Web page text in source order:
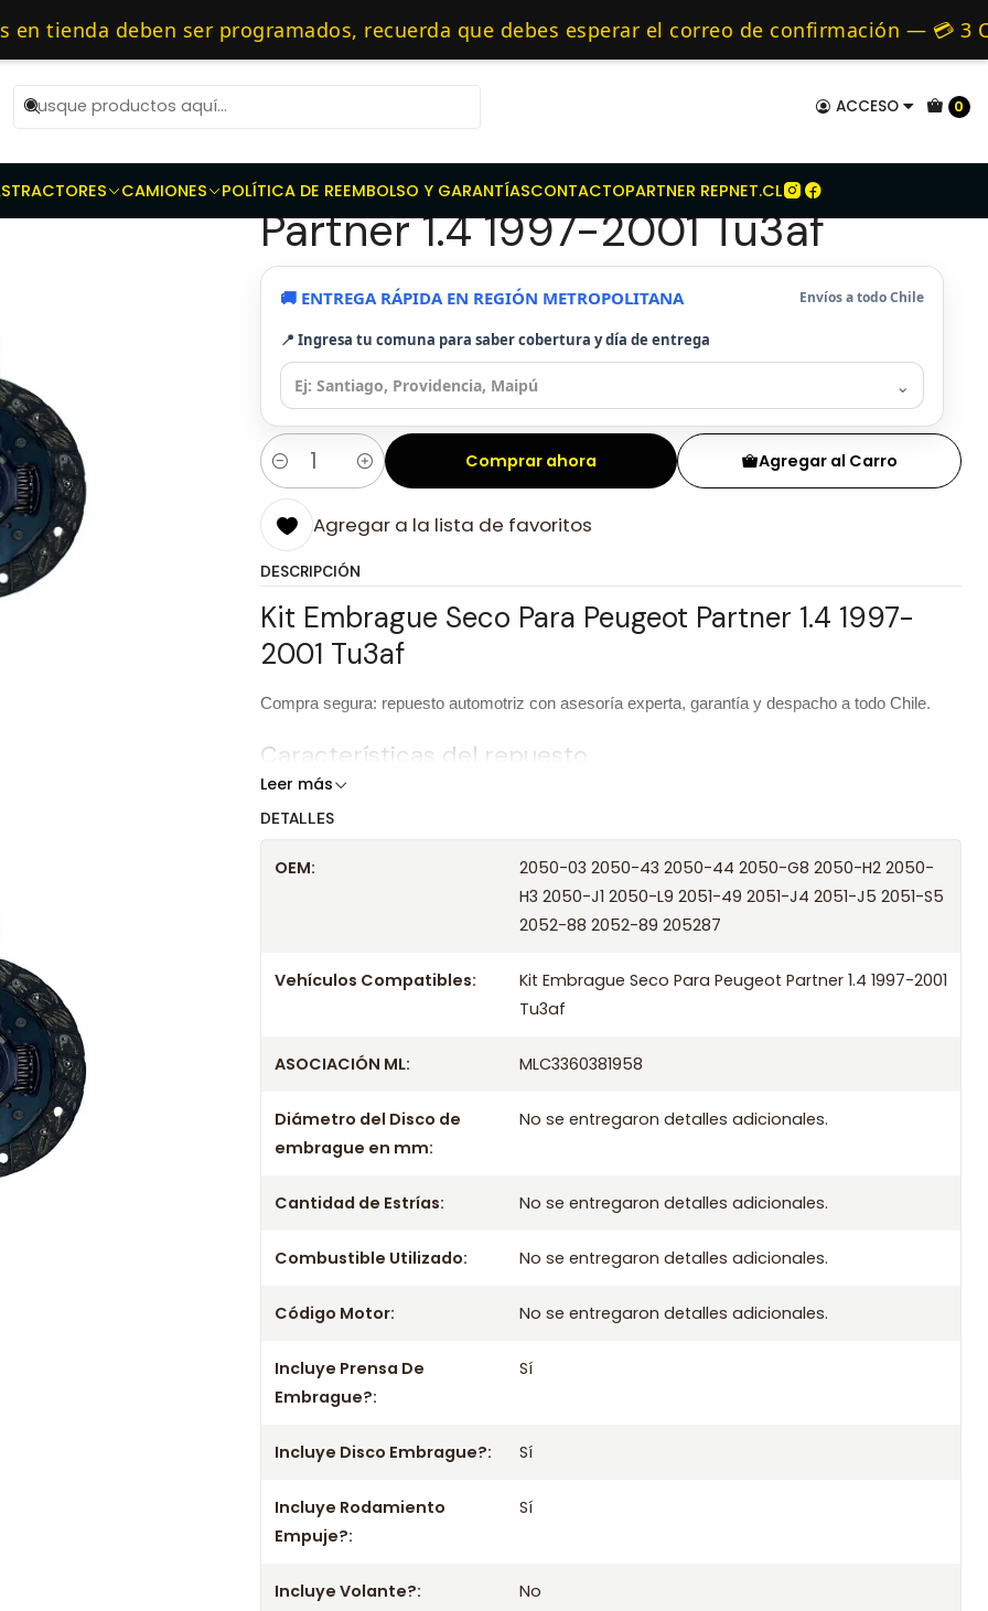
ACCESO 0
ser programados, recuerda que debes esperar el correo de confirmación — 💳 3
TRACTORES CAMIONES POLÍTICA DE REEMBOLSO Y GARANTÍASCONTACTOPARTNER REPNET.CL
10 AM de Lunes a Viernes y entregaremos al transporte en un máximo de 24 hrs hábiles.
Repuestos de transmisión Kit de Embragues Kit Embrague Seco Para Peugeot Partner 1.4 1997-2001 Tu3af
Kit Embrague Seco Para Peugeot
Partner 1.4 1997-2001 Tu3af
🚚 ENTREGA RÁPIDA EN REGIÓN METROPOLITANA Envíos a todo Chile
📍 Ingresa tu comuna para saber cobertura y día de entrega
⌄
Cantidad
Agregar al Carro
Comprar ahora
Agregar a la lista de favoritos
DESCRIPCIÓN
Kit Embrague Seco Para Peugeot Partner 1.4 1997-
2001 Tu3af
Compra segura: repuesto automotriz con asesoría experta, garantía y despacho a todo Chile.
Características del repuesto
/ Códigos equivalentes
Información técnica
Información de compra
a viernes. Realizamos despachos a todo Chile.
- Prensa
Aplicación por años
2050-03 2050-43 2050-44 2050-G8 2050-H2 2050-H3 2050-J1 2050-L9 2051-49 2051-J4 2051-J5
2051-S5 2052-88 2052-89 205287
Información importante
- No olvides consultar la aplicación con tu chasis o datos del vehículo.
Leer más
DETALLES
OEM:
2050-03 2050-43 2050-44 2050-G8 2050-H2 2050-
H3 2050-J1 2050-L9 2051-49 2051-J4 2051-J5 2051-S5
2052-88 2052-89 205287
Vehículos Compatibles:
Kit Embrague Seco Para Peugeot Partner 1.4 1997-2001
Tu3af
ASOCIACIÓN ML: MLC3360381958
Diámetro del Disco de
embrague en mm:
No se entregaron detalles adicionales.
Cantidad de Estrías: No se entregaron detalles adicionales.
Combustible Utilizado: No se entregaron detalles adicionales.
Código Motor: No se entregaron detalles adicionales.
Incluye Prensa De
Embrague?:
Sí
Incluye Disco Embrague?: Sí
Incluye Rodamiento
Empuje?:
Sí
Incluye Volante?: No